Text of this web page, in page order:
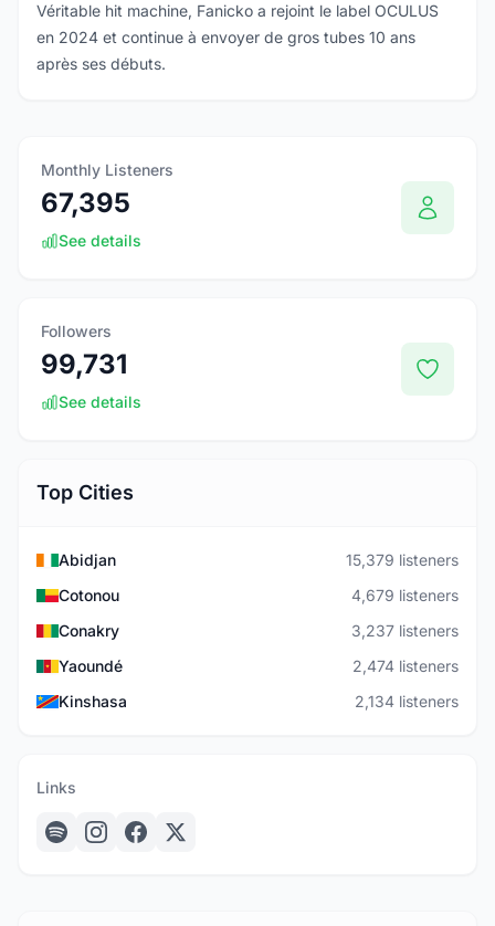
Véritable hit machine, Fanicko a rejoint le label OCULUS
en 2024 et continue à envoyer de gros tubes 10 ans
après ses débuts.
Monthly Listeners
67,395
See details
Followers
99,731
See details
Top Cities
Abidjan
15,379 listeners
Cotonou
4,679 listeners
Conakry
3,237 listeners
Yaoundé
2,474 listeners
Kinshasa
2,134 listeners
Links